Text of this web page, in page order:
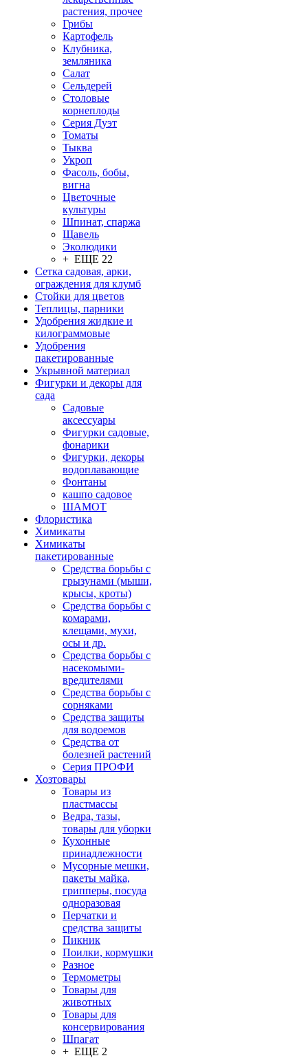
растения, прочее
Грибы
Картофель
Клубника,
земляника
Салат
Сельдерей
Столовые
корнеплоды
Серия Дуэт
Томаты
Тыква
Укроп
Фасоль, бобы,
вигна
Цветочные
культуры
Шпинат, спаржа
Щавель
Эколюдики
+ ЕЩЕ 22
Сетка садовая, арки,
ограждения для клумб
Стойки для цветов
Теплицы, парники
Удобрения жидкие и
килограммовые
Удобрения
пакетированные
Укрывной материал
Фигурки и декоры для
сада
Садовые
аксессуары
Фигурки садовые,
фонарики
Фигурки, декоры
водоплавающие
Фонтаны
кашпо садовое
ШАМОТ
Флористика
Химикаты
Химикаты
пакетированные
Средства борьбы с
грызунами (мыши,
крысы, кроты)
Средства борьбы с
комарами,
клещами, мухи,
осы и др.
Средства борьбы с
насекомыми-
вредителями
Средства борьбы с
сорняками
Средства защиты
для водоемов
Средства от
болезней растений
Серия ПРОФИ
Хозтовары
Товары из
пластмассы
Ведра, тазы,
товары для уборки
Кухонные
принадлежности
Мусорные мешки,
пакеты майка,
грипперы, посуда
одноразовая
Перчатки и
средства защиты
Пикник
Поилки, кормушки
Разное
Термометры
Товары для
животных
Товары для
консервирования
Шпагат
+ ЕЩЕ 2